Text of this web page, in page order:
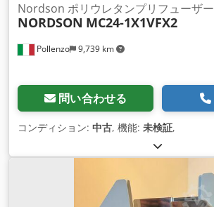
Pollenzo 9,739 km
Nordson ポリウレタンプリフューザー
NORDSON MC24-1X1VFX2
問い合わせる
コンディション: 中古, 機能: 未検証,